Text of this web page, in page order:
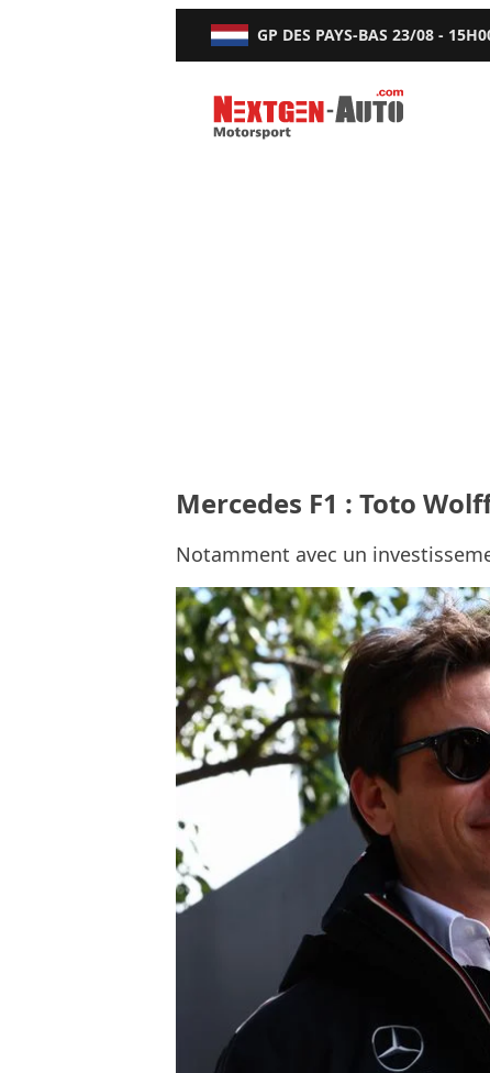
GP DES PAYS-BAS 23/08 -
Nextgen-Auto.com
Mercedes F1 : Toto
Notamment avec un